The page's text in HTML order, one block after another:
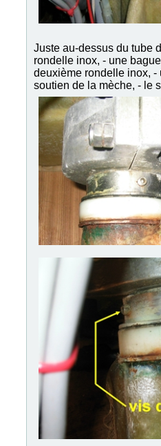
Juste au-dessus du tube
rondelle inox, - une
deuxième rondelle inox, -
soutien de la mèche, - le